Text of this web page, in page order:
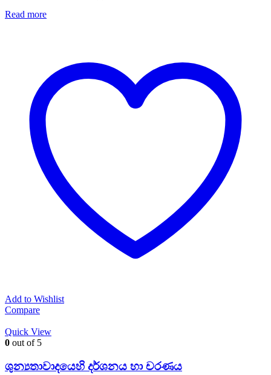
Read more
Add to Wishlist
Compare
Quick View
0 out of 5
ශුන්‍යතාවාදයෙහි දර්ශනය හා චරණය